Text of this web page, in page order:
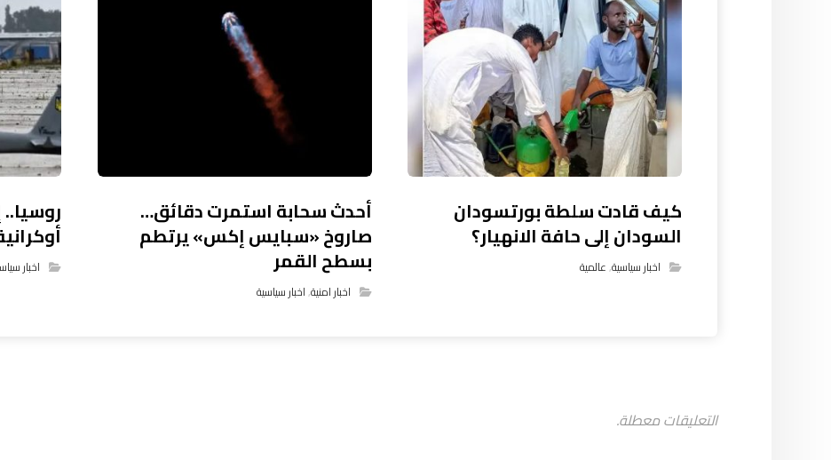
كيف قادت سلطة بورتسودان
السودان إلى حافة الانهيار؟
اخبار سياسية,عالمية
أحدث سحابة استمرت دقائق…
صاروخ «سبايس إكس» يرتطم
بسطح القمر
اخبار امنية,اخبار سياسية
اخبار
التعليقات معطلة.